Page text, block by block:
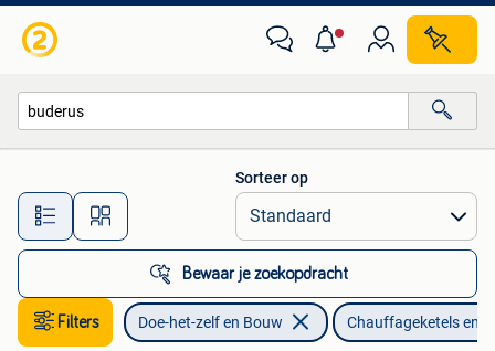
Alle afstanden…
Sorteer op
Bewaar je zoekopdracht
Filters Doe-het-zelf en Bouw Chauffageketels en